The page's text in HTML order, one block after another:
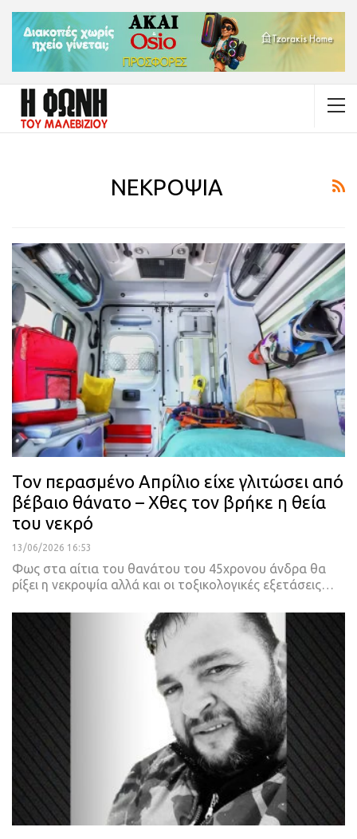
ΝΕΚΡΟΨΙΑ
Τον περασμένο Απρίλιο είχε γλιτώσει από
βέβαιο θάνατο – Χθες τον βρήκε η θεία
του νεκρό
13/06/2026 16:53
Φως στα αίτια του θανάτου του 45χρονου άνδρα θα
ρίξει η νεκροψία αλλά και οι τοξικολογικές εξετάσεις…